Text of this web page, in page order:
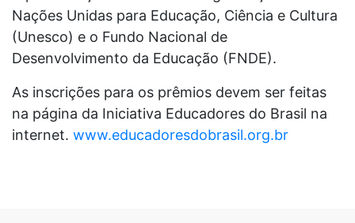
Nações Unidas para Educação, Ciência e Cultura
(Unesco) e o Fundo Nacional de
Desenvolvimento da Educação (FNDE).
As inscrições para os prêmios devem ser feitas
na página da Iniciativa Educadores do Brasil na
internet. www.educadoresdobrasil.org.br